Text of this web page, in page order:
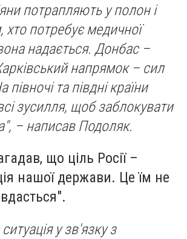
потрапляють у полон і
хто потребує медичної
надається. Донбас –
напрямок – сил
півночі та півдні країни
зусилля, щоб заблокувати
– написав Подоляк.
що ціль Росії –
нашої держави. Це їм не
у зв'язку з